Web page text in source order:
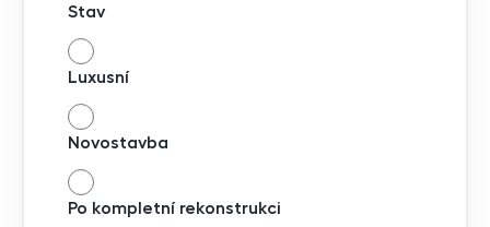
Stav
Luxusní
Novostavba
Po kompletní rekonstrukci